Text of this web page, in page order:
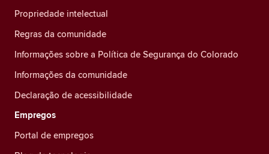
Propriedade intelectual
Regras da comunidade
Informações sobre a Política de Segurança do Colorado
Informações da comunidade
Declaração de acessibilidade
Empregos
Portal de empregos